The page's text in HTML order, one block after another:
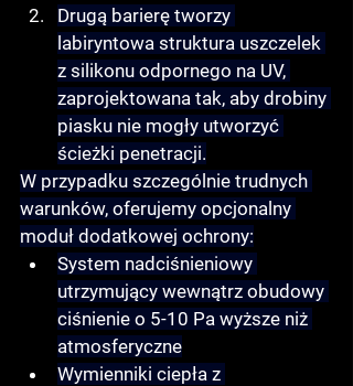
Drugą barierę tworzy
labiryntowa struktura uszczelek
z silikonu odpornego na UV,
zaprojektowana tak, aby drobiny
piasku nie mogły utworzyć
ścieżki penetracji.
W przypadku szczególnie trudnych
warunków, oferujemy opcjonalny
moduł dodatkowej ochrony:
System nadciśnieniowy
utrzymujący wewnątrz obudowy
ciśnienie o 5-10 Pa wyższe niż
atmosferyczne
Wymienniki ciepła z